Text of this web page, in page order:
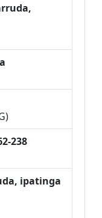
238
ipatinga